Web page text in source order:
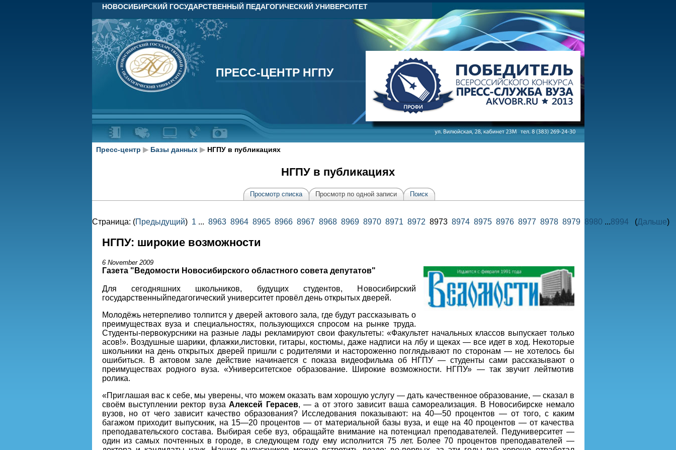
НОВОСИБИРСКИЙ ГОСУДАРСТВЕННЫЙ ПЕДАГОГИЧЕСКИЙ УНИВЕРСИТЕТ
ПРЕСС-ЦЕНТР НГПУ
ПРЕСС-ЦЕНТР НГПУ
Пресс-центр ▶ Базы данных ▶НГПУ в публикациях
НГПУ в публикациях
Просмотр списка Просмотр по одной записи Поиск
Страница: (Предыдущий) 1... 8963 8964 8965 8966 8967 8968 8969 8970 8971 8972 8973 8974 8975 8976 8977 8978 8979 8980 ...8994 (Дальше)
НГПУ: широкие возможности
6 November 2009
Газета "Ведомости Новосибирского областного совета депутатов"
Для сегодняшних школьников, будущих студентов, Новосибирский
государственныйпедагогический университет провёл день открытых дверей.
Молодёжь нетерпеливо толпится у дверей актового зала, где будут рассказывать о
преимуществах вуза и специальностях, пользующихся спросом на рынке труда.
Студенты-первокурсники на разные лады рекламируют свои факультеты: «Факультет начальных классов выпускает только
асов!». Воздушные шарики, флажки,листовки, гитары, костюмы, даже надписи на лбу и щеках — все идет в ход. Некоторые
школьники на день открытых дверей пришли с родителями и настороженно поглядывают по сторонам — не хотелось бы
ошибиться. В актовом зале действие начинается с показа видеофильма об НГПУ — студенты сами рассказывают о
преимуществах родного вуза. «Университетское образование. Широкие возможности. НГПУ» — так звучит лейтмотив
ролика.
«Приглашая вас к себе, мы уверены, что можем оказать вам хорошую услугу — дать качественное образование, — сказал в
своём выступлении ректор вузаАлексей Герасев, — а от этого зависит ваша самореализация. В Новосибирске немало
вузов, но от чего зависит качество образования? Исследования показывают: на 40—50 процентов — от того, с каким
багажом приходит выпускник, на 15—20 процентов — от материальной базы вуза, и еще на 40 процентов — от качества
преподавательского состава. Выбирая себе вуз, обращайте внимание на потенциал преподавателей. Педуниверситет —
один из самых почтенных в городе, в следующем году ему исполнится 75 лет. Более 70 процентов преподавателей —